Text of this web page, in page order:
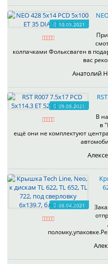
10.05.2021
колпачками Фольксваген в
вас
Анатолий
09.05.2021
В
в
ещё они не комплектуют
08.04.2021